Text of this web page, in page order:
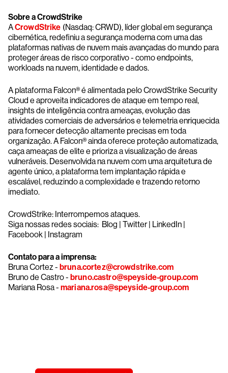
Sobre a CrowdStrike
ACrowdStrike (Nasdaq: CRWD), líder global em segurança
cibernética, redefiniu a segurança moderna com uma das
plataformas nativas de nuvem mais avançadas do mundo para
proteger áreas de risco corporativo - como endpoints,
workloads na nuvem, identidade e dados.
A plataforma Falcon® é alimentada pelo CrowdStrike Security
Cloud e aproveita indicadores de ataque em tempo real,
insights de inteligência contra ameaças, evolução das
atividades comerciais de adversários e telemetria enriquecida
para fornecer detecção altamente precisas em toda
organização. A Falcon® ainda oferece proteção automatizada,
caça ameaças de elite e prioriza a visualização de áreas
vulneráveis. Desenvolvida na nuvem com uma arquitetura de
agente único, a plataforma tem implantação rápida e
escalável, reduzindo a complexidade e trazendo retorno
imediato.
CrowdStrike: Interrompemos ataques.
Siga nossas redes sociais: Blog | Twitter | LinkedIn |
Facebook | Instagram
Contato para a imprensa:
Bruna Cortez - bruna.cortez@crowdstrike.com
Bruno de Castro - bruno.castro@speyside-group.com
Mariana Rosa - mariana.rosa@speyside-group.com